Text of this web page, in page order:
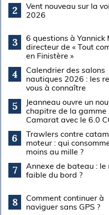
2
Vent nouveau sur la
2026
3
6 questions à Yannick
directeur de « Tout
en Finistère »
4
Calendrier des salons
nautiques 2026 : les
vous à connaître
5
Jeanneau ouvre un
chapitre de la gamme
Camarat avec le 6.0
6
Trawlers contre
moteur : qui
moins au mille ?
7
Annexe de bateau : le
faible du bord ?
8
Comment continuer à
naviguer sans GPS ?